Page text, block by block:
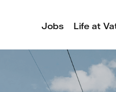
Jobs Life at